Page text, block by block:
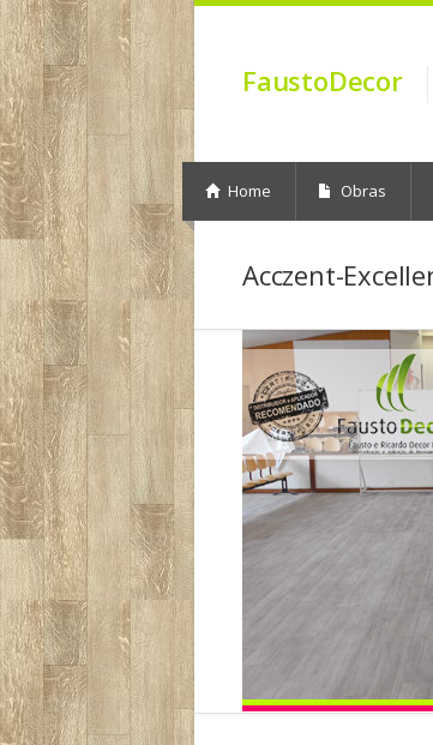
FaustoDecor
Home Obras
Acczent-